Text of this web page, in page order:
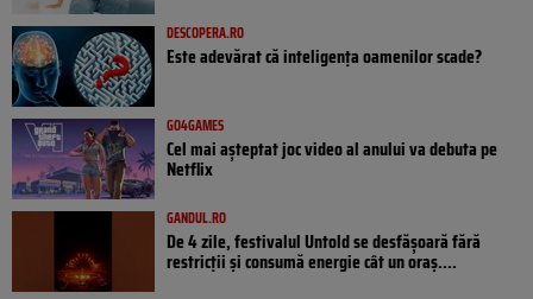
DESCOPERA.RO
Este adevărat că inteligența oamenilor scade?
GO4GAMES
Cel mai așteptat joc video al anului va debuta pe
Netflix
GANDUL.RO
De 4 zile, festivalul Untold se desfășoară fără
restricții și consumă energie cât un oraș....